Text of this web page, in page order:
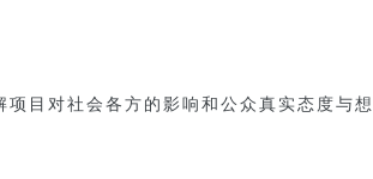
目对社会各方的影响和公众真实态度与